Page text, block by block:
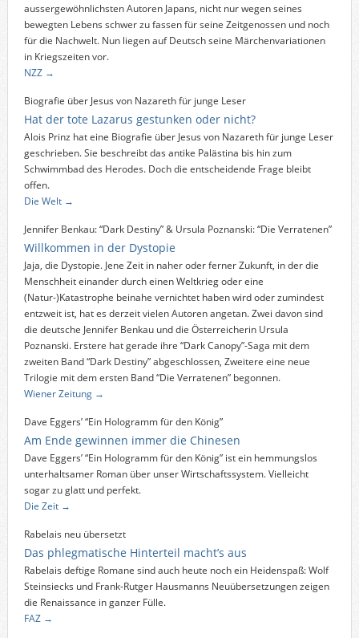
aussergewöhnlichsten Autoren Japans, nicht nur wegen seines
bewegten Lebens schwer zu fassen für seine Zeitgenossen und noch
für die Nachwelt. Nun liegen auf Deutsch seine Märchenvariationen
in Kriegszeiten vor.
NZZ →
Biografie über Jesus von Nazareth für junge Leser
Hat der tote Lazarus gestunken oder nicht?
Alois Prinz hat eine Biografie über Jesus von Nazareth für junge Leser
geschrieben. Sie beschreibt das antike Palästina bis hin zum
Schwimmbad des Herodes. Doch die entscheidende Frage bleibt
offen.
Die Welt →
Jennifer Benkau: “Dark Destiny” & Ursula Poznanski: “Die Verratenen”
Willkommen in der Dystopie
Jaja, die Dystopie. Jene Zeit in naher oder ferner Zukunft, in der die
Menschheit einander durch einen Weltkrieg oder eine
(Natur-)Katastrophe beinahe vernichtet haben wird oder zumindest
entzweit ist, hat es derzeit vielen Autoren angetan. Zwei davon sind
die deutsche Jennifer Benkau und die Österreicherin Ursula
Poznanski. Erstere hat gerade ihre “Dark Canopy”-Saga mit dem
zweiten Band “Dark Destiny” abgeschlossen, Zweitere eine neue
Trilogie mit dem ersten Band “Die Verratenen” begonnen.
Wiener Zeitung →
Dave Eggers’ “Ein Hologramm für den König”
Am Ende gewinnen immer die Chinesen
Dave Eggers’ “Ein Hologramm für den König” ist ein hemmungslos
unterhaltsamer Roman über unser Wirtschaftssystem. Vielleicht
sogar zu glatt und perfekt.
Die Zeit →
Rabelais neu übersetzt
Das phlegmatische Hinterteil macht’s aus
Rabelais deftige Romane sind auch heute noch ein Heidenspaß: Wolf
Steinsiecks und Frank-Rutger Hausmanns Neuübersetzungen zeigen
die Renaissance in ganzer Fülle.
FAZ →